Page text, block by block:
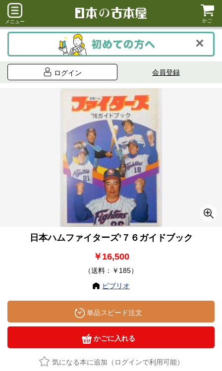
メニュー かご
ログイン 会員登録
日本ハムファイターズ’７６ガイドブック
￥16,500
（送料：￥185）
ビブリオ
単品スピード注文
かごに入れる
気になる本に追加（ログインで利用可能）